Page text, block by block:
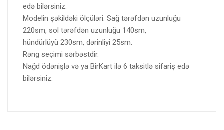
edə bilərsiniz.
Modelin şəkildəki ölçüləri: Sağ tərəfdən uzunluğu
220sm, sol tərəfdən uzunluğu 140sm,
hündürlüyü 230sm, dərinliyi 25sm.
Rəng seçimi sərbəstdir.
Nağd ödənişlə və ya BirKart ilə 6 taksitlə sifariş edə
bilərsiniz.